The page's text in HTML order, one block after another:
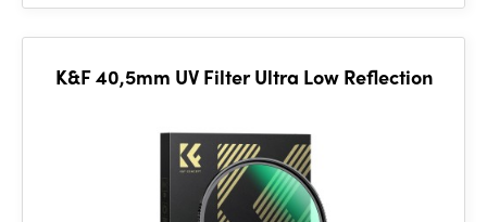
K&F 40,5mm UV Filter Ultra Low Reflection